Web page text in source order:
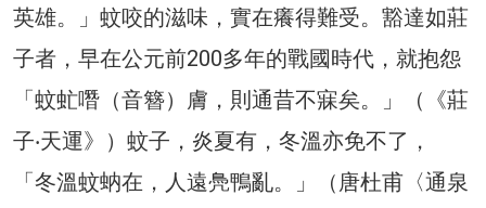
英雄。」蚊咬的滋味，實在癢得難受。豁達如莊
子者，早在公元前200多年的戰國時代，就抱怨
「蚊虻噆（音簪）膚，則通昔不寐矣。」（《莊
子‧天運》）蚊子，炎夏有，冬溫亦免不了，
「冬溫蚊蚋在，人遠鳧鴨亂。」（唐杜甫〈通泉